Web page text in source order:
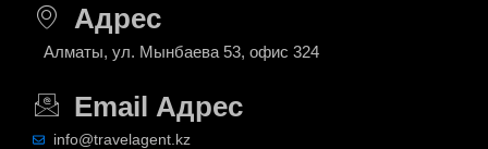
Адрес
Алматы, ул. Мынбаева 53, офис 324
Email Адрес
info@travelagent.kz